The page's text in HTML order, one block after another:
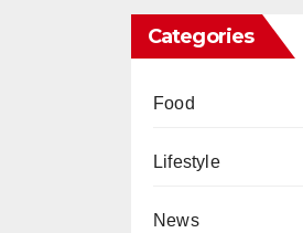
Categories
Food
Lifestyle
News